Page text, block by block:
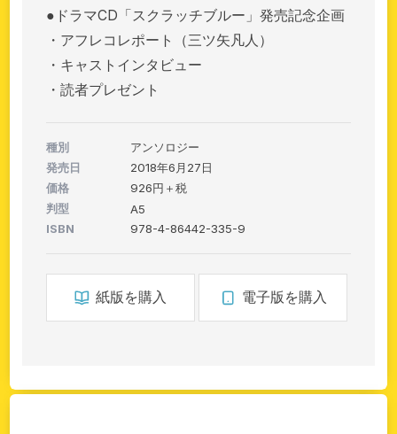
●ドラマCD「スクラッチブルー」発売記念企画
・アフレコレポート（三ツ矢凡人）
・キャストインタビュー
・読者プレゼント
種別
アンソロジー
発売日
2018年6月27日
価格
926円＋税
判型
A5
ISBN
978-4-86442-335-9
紙版を購入 電子版を購入